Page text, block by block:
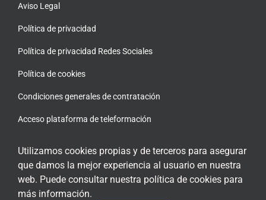
Aviso Legal
Política de privacidad
Política de privacidad Redes Sociales
Política de cookies
Condiciones generales de contratación
Acceso plataforma de teleformación
ENCUÉNTRANOS EN LAS REDES SOCIALES
Utilizamos cookies propias y de terceros para asegurar
que damos la mejor experiencia al usuario en nuestra
web. Puede consultar nuestra política de cookies para
más información.